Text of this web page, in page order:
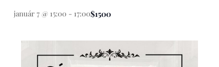
január 7 @ 15:00 - 17:00$1500